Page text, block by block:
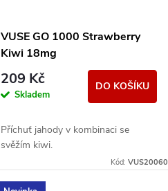
VUSE GO 1000 Strawberry
Kiwi 18mg
209 Kč
Skladem
DO KOŠÍKU
Příchuť jahody v kombinaci se
svěžím kiwi.
Kód: VUS20060